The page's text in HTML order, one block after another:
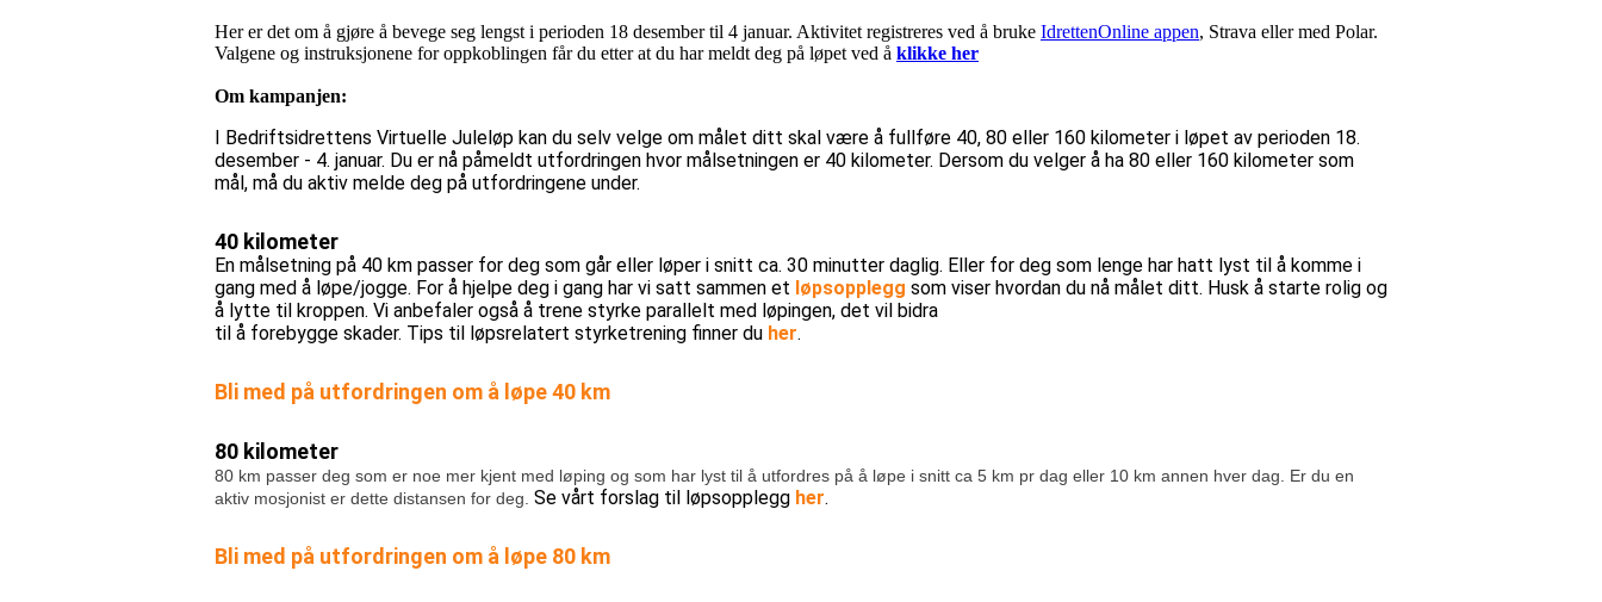
Her er det om å gjøre å bevege seg lengst i perioden 18 desember til 4 januar. Aktivitet registreres ved å bruke IdrettenOnline appen, Strava eller med Polar.
Valgene og instruksjonene for oppkoblingen får du etter at du har meldt deg på løpet ved å klikke her
Om kampanjen:
I Bedriftsidrettens Virtuelle Juleløp kan du selv velge om målet ditt skal være å fullføre 40, 80 eller 160 kilometer i løpet av perioden 18.
desember - 4. januar. Du er nå påmeldt utfordringen hvor målsetningen er 40 kilometer. Dersom du velger å ha 80 eller 160 kilometer som
mål, må du aktiv melde deg på utfordringene under.
40 kilometer
En målsetning på 40 km passer for deg som går eller løper i snitt ca. 30 minutter daglig. Eller for deg som lenge har hatt lyst til å komme i
gang med å løpe/jogge. For å hjelpe deg i gang har vi satt sammen et løpsopplegg som viser hvordan du nå målet ditt. Husk å starte rolig og
å lytte til kroppen. Vi anbefaler også å trene styrke parallelt med løpingen, det vil bidra
til å forebygge skader. Tips til løpsrelatert styrketrening finner du her.
Bli med på utfordringen om å løpe 40 km
80 kilometer
80 km passer deg som er noe mer kjent med løping og som har lyst til å utfordres på å løpe i snitt ca 5 km pr dag eller 10 km annen hver dag. Er du en
aktiv mosjonist er dette distansen for deg. Se vårt forslag til løpsopplegg her.
Bli med på utfordringen om å løpe 80 km